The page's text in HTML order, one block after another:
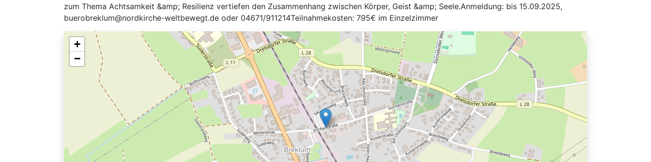
zum Thema Achtsamkeit &amp; Resilienz vertiefen den Zusammenhang zwischen Körper, Geist &amp; Seele.Anmeldung: bis 15.09.2025,
buerobreklum@nordkirche-weltbewegt.de oder 04671/911214Teilnahmekosten: 795€ im Einzelzimmer
+
−